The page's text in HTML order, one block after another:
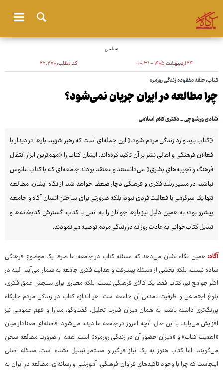
سیاسی
۲۴ اردیبهشت ۱۴۰۵ - ۰۰:۳۱ کد مطلب:۲۲٬۲۷۰
کتاب،حلقه مفقوده زندگی روزمره
چرا مطالعه در ایران جریان نمی‌شود؟
شادی ورشوچی _ دکتری کلام اسلامی
«کتاب باید وارد زندگی مردم شود.» این جمله‌ای است که رهبر شهید، بارها در دیدار با
فعالان فرهنگی و اهالی نشر بر آن تاکید کرده‌اند. ایشان کتاب را «مهم‌ترین ابزار انتقال
فرهنگ و تجربه‌های بشری» می‌دانستند و معتقد بودند جامعه‌ای که با کتاب مانوس
نباشد، در مسیر رشد فکری و فرهنگی دچار ضعف خواهد شد. از نگاه ایشان، مطالعه
تنها یک سرگرمی یا فعالیت فردی نبود، بلکه ضرورتی برای ساختن انسان آگاه و جامعه
پیشرو بود؛ به همین دلیل نیز بارها جوانان را به انس با کتاب، گسترش کتابخانه‌ها و
تبدیل کتاب‌خوانی به عادت روزانه در زندگی مردم توصیه می‌نمودند.
آگاه: همین نگاه نشان می‌دهد که مسئله کتاب در جامعه ما صرفا یک موضوع فرهنگی
ساده نیست، بلکه بخشی از مسئله پیشرفت و هدایت فکری جامعه به شمار می‌آید. البته در
اکثر جوامع نیز، کتاب فقط یک کالای فرهنگی نیست؛ بلکه معیاری برای سنجش عمق فکری،
بلوغ اجتماعی و ظرفیت تمدنی آن جامعه است. هر اندازه کتاب در زندگی مردم جایگاه
پررنگ‌تری داشته باشد، به همان میزان قدرت تحلیل، گفت‌وگو، مدارا و فهم عمومی نیز
افزایش می‌یابد. با این حال، آنچه امروز در جامعه ما دیده می‌شود، فاصله‌ای معنادار میان
«اهمیت کتاب» و «میزان حضور آن در زندگی روزمره» است. همه از ضرورت مطالعه سخن
می‌گویند، اما کتاب هنوز به یک نیاز فراگیر و مستمر تبدیل نشده است. مسئله اصلی
اینجاست که چرا با وجود تاکیدهای فراوان فرهنگی، آموزشی و رسانه‌ای، مطالعه در ایران به